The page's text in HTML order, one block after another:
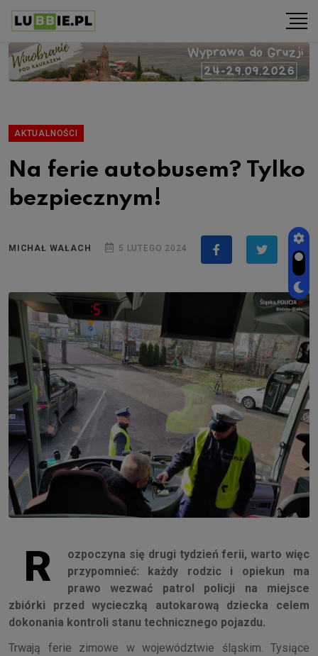
AKTUALNOŚCI
Na ferie autobusem? Tylko
bezpiecznym!
MICHAŁ WAŁACH 5 LUTEGO 2024
R
ozpoczyna się drugi tydzień ferii, warto więc
przypomnieć: każdy rodzic i opiekun ma
prawo wezwać patrol policji na miejsce
zbiórki przed wycieczką autokarową dziecka celem
dokonania kontroli stanu technicznego pojazdu.
Trwają ferie zimowe w województwie śląskim. Tysiące